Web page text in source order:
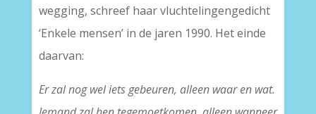
wegging, schreef haar vluchtelingengedicht
‘Enkele mensen’ in de jaren 1990. Het einde
daarvan:
Er zal nog wel iets gebeuren, alleen waar en wat.